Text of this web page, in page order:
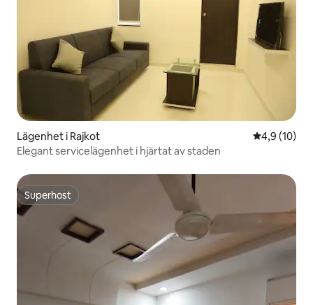
Lägenhet i Rajkot 4,9 av 5 i
4,9 (10)
Elegant servicelägenhet i hjärtat av staden
Superhost
Superhost